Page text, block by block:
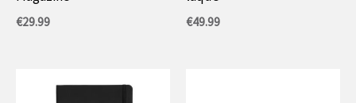
€29.99 €49.99